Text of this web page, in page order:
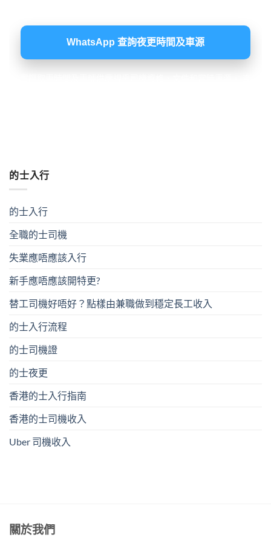
WhatsApp 查詢夜更時間及車源
的士入行
的士入行
全職的士司機
失業應唔應該入行
新手應唔應該開特更?
替工司機好唔好？點樣由兼職做到穩定長工收入
的士入行流程
的士司機證
的士夜更
香港的士入行指南
香港的士司機收入
Uber 司機收入
關於我們